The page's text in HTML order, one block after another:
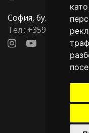
София, бул.
Тел.: +359876533007